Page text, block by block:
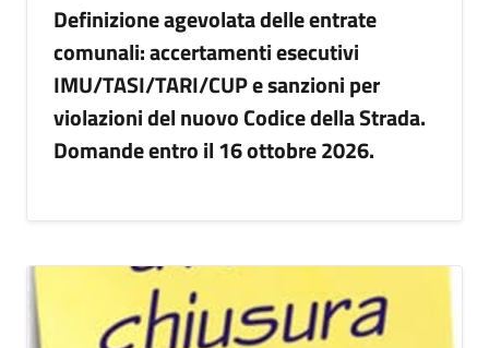
Definizione agevolata delle entrate
comunali: accertamenti esecutivi
IMU/TASI/TARI/CUP e sanzioni per
violazioni del nuovo Codice della Strada.
Domande entro il 16 ottobre 2026.